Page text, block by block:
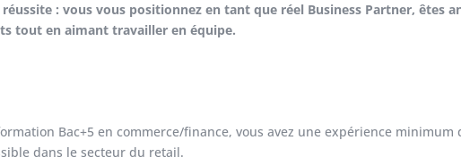
réussite : vous vous positionnez en tant que réel Business Partner, êtes
tout en aimant travailler en équipe.
Bac+5 en commerce/finance, vous avez une expérience minimum
dans le secteur du retail.